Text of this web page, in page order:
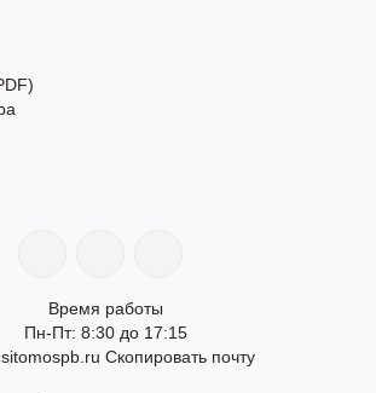
Время работы
Пн-Пт: 8:30 до 17:15
Скопировать почту